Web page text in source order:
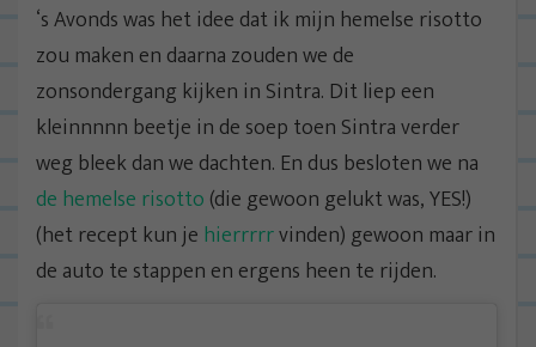
‘s Avonds was het idee dat ik mijn hemelse risotto
zou maken en daarna zouden we de
zonsondergang kijken in Sintra. Dit liep een
kleinnnnn beetje in de soep toen Sintra verder
weg bleek dan we dachten. En dus besloten we na
de hemelse risotto (die gewoon gelukt was, YES!)
(het recept kun je hierrrrrvinden) gewoon maar in
de auto te stappen en ergens heen te rijden.